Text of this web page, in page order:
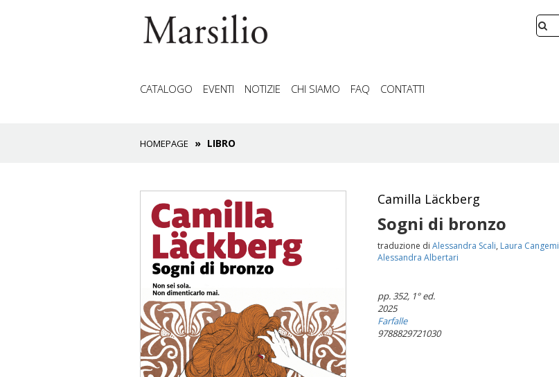
CATALOGO EVENTI NOTIZIE CHI SIAMO FAQ CONTATTI
HOMEPAGE LIBRO
Camilla Läckberg
Sogni di bronzo
traduzione diAlessandra Scali, Laura Cangemi
Alessandra Albertari
pp. 352, 1° ed.
2025
Farfalle
9788829721030